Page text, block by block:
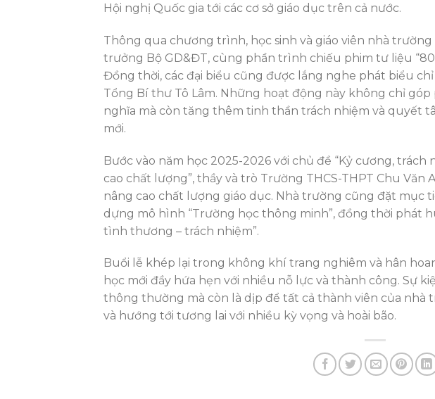
Hội nghị Quốc gia tới các cơ sở giáo dục trên cả nước.
Thông qua chương trình, học sinh và giáo viên nhà
trưởng Bộ GD&ĐT, cùng phần trình chiếu phim tư liệu
Đồng thời, các đại biểu cũng được lắng nghe phát biểu
Tổng Bí thư Tô Lâm. Những hoạt động này không chỉ
nghĩa mà còn tăng thêm tinh thần trách nhiệm và quyết
mới.
Bước vào năm học 2025-2026 với chủ đề “Kỷ cương,
cao chất lượng”, thầy và trò Trường THCS-THPT Chu
nâng cao chất lượng giáo dục. Nhà trường cũng đặt mục
dựng mô hình “Trường học thông minh”, đồng thời phát
tình thương – trách nhiệm”.
Buổi lễ khép lại trong không khí trang nghiêm và hân
học mới đầy hứa hẹn với nhiều nỗ lực và thành công. Sự
thông thường mà còn là dịp để tất cả thành viên của nhà
và hướng tới tương lai với nhiều kỳ vọng và hoài bão.